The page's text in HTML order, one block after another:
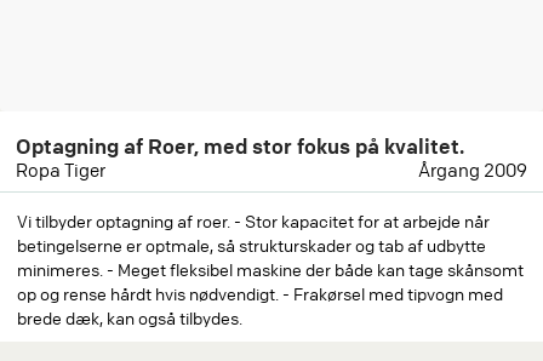
Optagning af Roer, med stor fokus på kvalitet.
Ropa Tiger Årgang 2009
Vi tilbyder optagning af roer. - Stor kapacitet for at arbejde når
betingelserne er optmale, så strukturskader og tab af udbytte
minimeres. - Meget fleksibel maskine der både kan tage skånsomt
op og rense hårdt hvis nødvendigt. - Frakørsel med tipvogn med
brede dæk, kan også tilbydes.